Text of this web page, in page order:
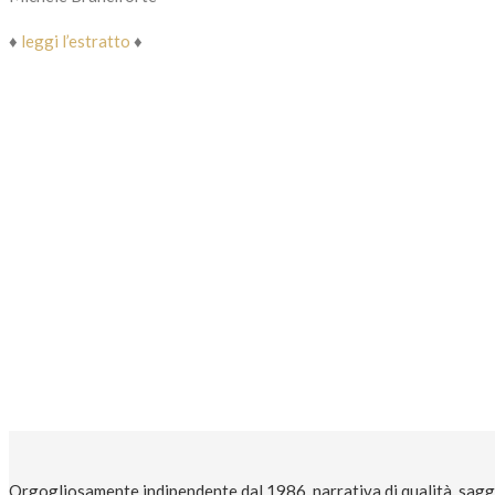
♦ leggi l’estratto ♦
Orgogliosamente indipendente dal 1986, narrativa di qualità,